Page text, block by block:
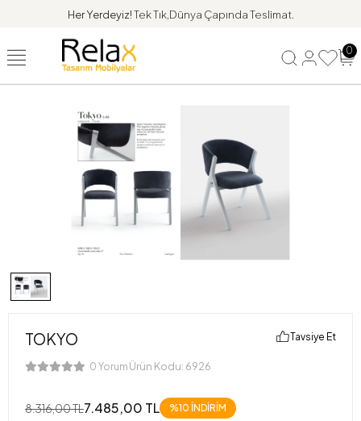
Her Yerdeyiz!Tek Tık,Dünya Çapında Teslimat.
0
TOKYO
0 Yorum Ürün Kodu: 6926
Tavsiye Et
8.316,00 TL7.485,00 TL %10 İNDİRİM